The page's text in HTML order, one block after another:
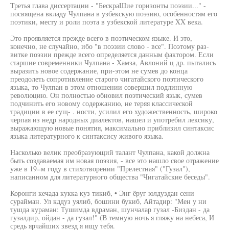
Третья глава диссертации - "БескраШие горизонты поэзии..." -
посвящена вкладу Чулпана в узбекскую поэзию, особенностям его
поэтики, месту и роли поэта в узбекской литературе XX века.
Это проявляется прежде всего в поэтическом языке. И это,
конечно, не случайно, ибо "в поэзии слово - все". Поэтому раз-
витке поэзии прежде всего определяется данным фактором. Если
старшие современники Чулпана - Хамза, Авлоний ц др. пытались
выразить новое содержание, при-этом не сумев до конца
преодолеть сопротивление старого чигатайского поэтического
языка, то Чулпан в этом отношении совершил подлинную
революцию. Он полностью обновил поэтический язык, сумев
подчинить его новому содержанию, не теряя классической
традиции в ее сущ- . ности, усилил его художественность, широко
черпая из недр народных диалектов, нашел и употребил лексику,
выражающую новые понятия, максимально приблизил синтаксис
языка литературного к синтаксису живого языка.
Насколько велик преобразующий талант Чулпана, какой должна
быть создаваемая им новая поэзия, - все это нашло свое отражение
уже в 19=м году в стихотворении "Прелестная" ("Гузал"),
написанном для литературного общества "Чигатайские беседы".
Коронги кечада кукка куз тикиб, • Энг ёруг юлдуздан сени
сурайман. Ул кддуз уялиб, бошини букиб, Айтадир: "Мен у ни
тушда кураман: Тушимда вдраман, шунчалар гузал -Биздан - да
гузалдир, ойдан - да гузал!" (В темную ночь я гляжу на небеса, И
средь ярчайших звезд я ищу тебя.